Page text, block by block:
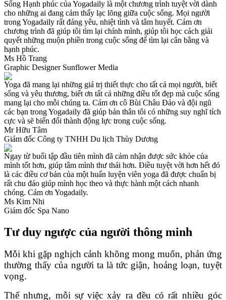
Sống Hạnh phúc của Yogadaily là một chương trình tuyệt vời dành
cho những ai đang cảm thấy lạc lõng giữa cuộc sống. Mọi người
trong Yogadaily rất đáng yêu, nhiệt tình và tâm huyết. Cám ơn
chương trình đã giúp tôi tìm lại chính mình, giúp tôi học cách giải
quyết những muộn phiền trong cuộc sống để tìm lại cân bằng và
hạnh phúc.
Ms Hồ Trang
Graphic Designer Sunflower Media
Yoga đã mang lại những giá trị thiết thực cho tất cả mọi người, biết
sống và yêu thương, biết ơn tất cả những điều tốt đẹp mà cuộc sống
mang lại cho mỗi chúng ta. Cám ơn cô Bùi Châu Đảo và đội ngũ
các bạn trong Yogadaily đã giúp bản thân tôi có những suy nghĩ tích
cực và sẽ biến đổi thành động lực trong cuộc sống.
Mr Hữu Tâm
Giám đốc Công ty TNHH Du lịch Thùy Dương
Ngay từ buổi tập đầu tiên mình đã cảm nhận được sức khỏe của
mình tốt hơn, giúp tâm mình thư thái hơn. Điều tuyệt vời hơn hết đó
là các điều cơ bản của một huấn luyện viên yoga đã được chuẩn bị
rất chu đáo giúp mình học theo và thực hành một cách nhanh
chóng. Cám ơn Yogadaily.
Ms Kim Nhi
Giám đốc Spa Nano
Tư duy ngược của người thông minh
Mỗi khi gặp nghịch cảnh không mong muốn, phản ứng
thường thấy của người ta là tức giận, hoảng loạn, tuyệt
vọng.
Thế nhưng, mỗi sự việc xảy ra đều có rất nhiều góc